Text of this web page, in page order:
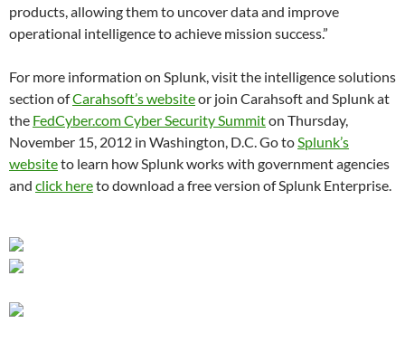
products, allowing them to uncover data and improve
operational intelligence to achieve mission success.”
For more information on Splunk, visit the intelligence solutions
section ofCarahsoft’s websiteor join Carahsoft and Splunk at
the FedCyber.com Cyber Security Summiton Thursday,
November 15, 2012 in Washington, D.C. Go toSplunk’s
websiteto learn how Splunk works with government agencies
and click hereto download a free version of Splunk Enterprise.